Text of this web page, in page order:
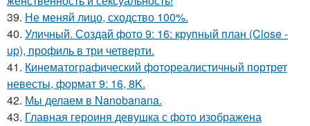
39. Не меняй лицо, сходство 100%.
40. Уличный. Создай фото 9: 16: крупный план (Close -
up), профиль в три четверти.
41. Кинематографический фотореалистичный портрет
невесты, формат 9: 16, 8K.
42. Мы делаем в Nanobanana.
43. Главная героиня девушка с фото изображена